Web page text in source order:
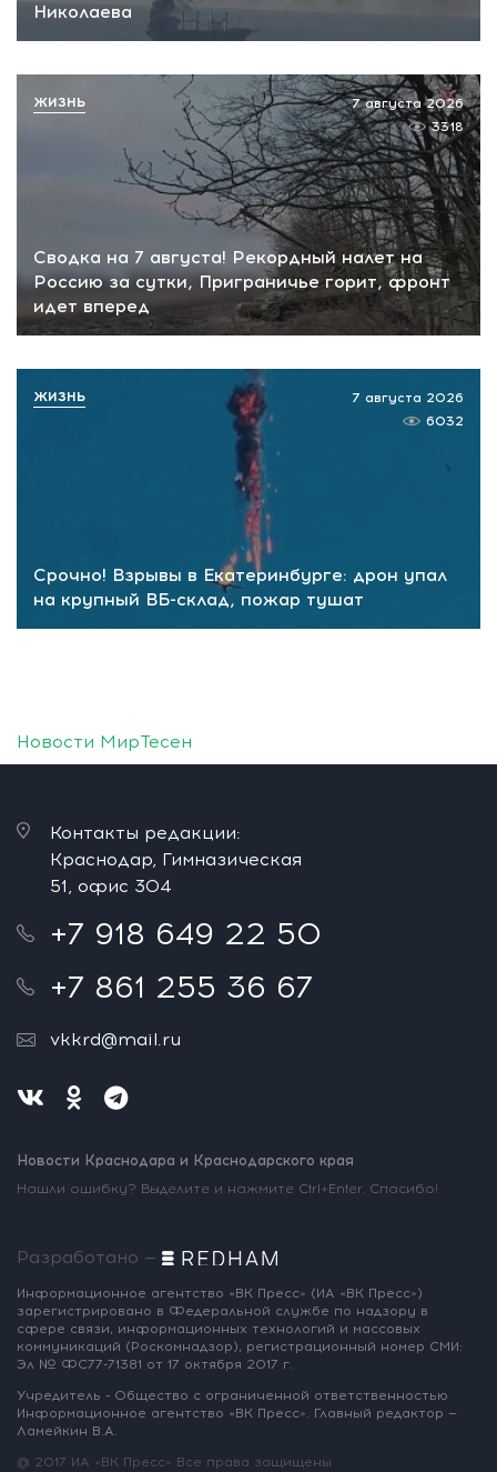
Николаева
Сводка на 7 августа! Рекордный налет на
Россию за сутки, Приграничье горит, фронт
идет вперед
7 августа 2026
3318
ЖИЗНЬ
Срочно! Взрывы в Екатеринбурге: дрон упал
на крупный ВБ-склад, пожар тушат
7 августа 2026
6032
ЖИЗНЬ
Новости МирТесен
Контакты редакции:
Краснодар, Гимназическая
51, офис 304
+7 918 649 22 50
+7 861 255 36 67
vkkrd@mail.ru
Новости Краснодара и Краснодарского края
Нашли ошибку? Выделите и нажмите Ctrl+Enter. Спасибо!
Разработано —
Информационное агентство «ВК Пресс» (ИА «ВК Пресс»)
зарегистрировано в Федеральной службе по надзору в
сфере связи, информационных технологий и массовых
коммуникаций (Роскомнадзор), регистрационный номер СМИ:
Эл № ФС77-71381 от 17 октября 2017 г.
Учредитель - Общество с ограниченной ответственностью
Информационное агентство «ВК Пресс». Главный редактор —
Ламейкин В.А.
@ 2017 ИА «ВК Пресс» Все права защищены